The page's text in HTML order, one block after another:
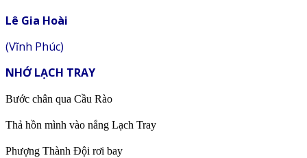
Lê Gia Hoài
(Vĩnh Phúc)
NHỚ LẠCH TRAY
Bước chân qua Cầu Rào
Thả hồn mình vào nắng Lạch Tray
Phượng Thành Đội rơi bay